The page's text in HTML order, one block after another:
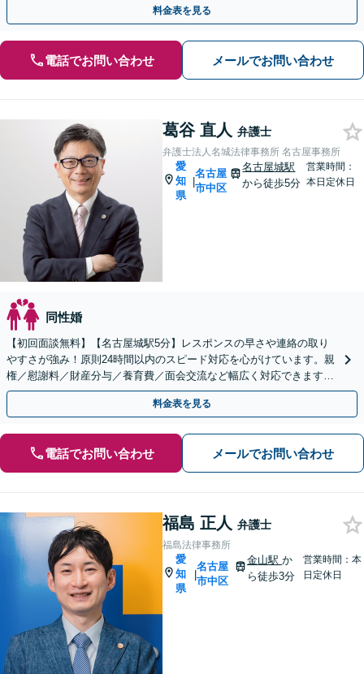
料金表を見る
電話でお問い合わせ メールでお問い合わせ
葛谷 直人 弁護士
弁護士法人名城法律事務所 名古屋事務所
愛
知
県
|
名古屋
市中区
名古屋城駅
から徒歩5分
営業時間：
本日定休日
同性婚
【初回面談無料】【名古屋城駅5分】レスポンスの早さや連絡の取り
やすさが強み！原則24時間以内のスピード対応を心がけています。親
権／慰謝料／財産分与／養育費／面会交流など幅広く対応できます。
相談者さまの精神的な負担を軽減しつつ解決を目指します
料金表を見る
電話でお問い合わせ メールでお問い合わせ
福島 正人 弁護士
福島法律事務所
愛
知
県
|
名古屋
市中区
金山駅 か
ら徒歩3分
営業時間：本
日定休日